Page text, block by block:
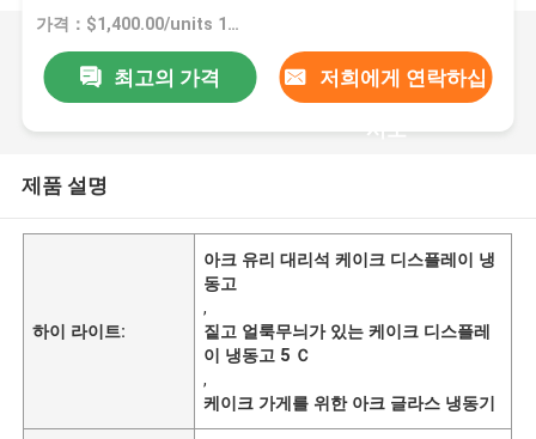
가격：$1,400.00/units 1-4 units
최고의 가격 저희에게 연락하십
시오
제품 설명
하이 라이트:
아크 유리 대리석 케이크 디스플레이 냉
동고
,
짙고 얼룩무늬가 있는 케이크 디스플레
이 냉동고 5 Ｃ
,
케이크 가게를 위한 아크 글라스 냉동기